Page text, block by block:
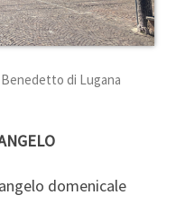
di Lugana
domenicale